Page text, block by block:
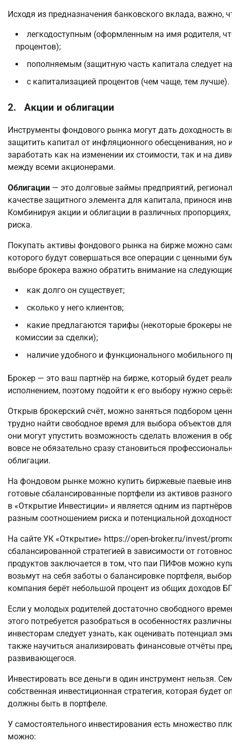
Исходя из предназначения банковского вклада, важно,
легкодоступным (оформленным на имя родителя,
процентов);
пополняемым (защитную часть капитала следует
с капитализацией процентов (чем чаще, тем лучше).
2. Акции и облигации
Инструменты фондового рынка могут дать доходность
защитить капитал от инфляционного обесценивания,
заработать как на изменении их стоимости, так и на
между всеми акционерами.
Облигации — это долговые займы предприятий,
качестве защитного элемента для капитала, принося
Комбинируя акции и облигации в различных
риска.
Покупать активы фондового рынка на бирже можно
которого будут совершаться все операции с ценными
выборе брокера важно обратить внимание на
как долго он существует;
сколько у него клиентов;
какие предлагаются тарифы (некоторые брокеры
комиссии за сделки);
наличие удобного и функционального мобильного
Брокер — это ваш партнёр на бирже, который будет
исполнением, поэтому подойти к его выбору нужно
Открыв брокерский счёт, можно заняться подбором
трудно найти свободное время для выбора объектов
они могут упустить возможность сделать вложения в
вовсе не обязательно сразу становиться
облигации.
На фондовом рынке можно купить биржевые паевые
готовые сбалансированные портфели из активов
в «Открытие Инвестиции» и является одним из
разным соотношением риска и потенциальной
На сайте УК «Открытие» https://open-broker.ru/invest/
сбалансированной стратегией в зависимости от
продуктов заключается в том, что паи ПИФов можно
возьмут на себя заботы о балансировке портфеля,
компания берёт небольшой процент из общих доходов
Если у молодых родителей достаточно свободного
этого потребуется разобраться в особенностях
инвесторам следует узнать, как оценивать потенциал
также научиться анализировать финансовые отчёты
развивающегося.
Инвестировать все деньги в один инструмент нельзя.
собственная инвестиционная стратегия, которая
должны быть в портфеле.
У самостоятельного инвестирования есть множество
можно: